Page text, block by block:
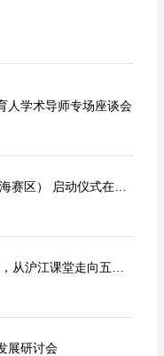
人学术导师专场座谈会
展研讨会